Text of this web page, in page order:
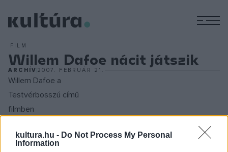
kultura.hu - Do Not Process My Personal
Information
FILM
Willem Dafoe nácit játszik
ARCHÍV2007. FEBRUÁR 21.
Willem Dafoe a
Testvérbosszú című
filmben
Többször írtunk már arról, hogy a Taxisofőr, a Dühöngő bika,
illetve a Krisztus utolsó megkísértésének forgatókönyvírója